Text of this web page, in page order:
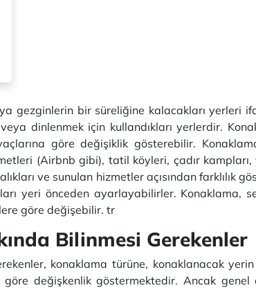
gezginlerin bir süreliğine kalacakları yerleri
dinlenmek için kullandıkları yerlerdir.
göre değişiklik gösterebilir.
(Airbnb gibi), tatil köyleri, çadır
ve sunulan hizmetler açısından farklılık
yeri önceden ayarlayabilirler. Konaklama,
göre değişebilir. tr
Bilinmesi Gerekenler
konaklama türüne, konaklanacak
değişkenlik göstermektedir. Ancak